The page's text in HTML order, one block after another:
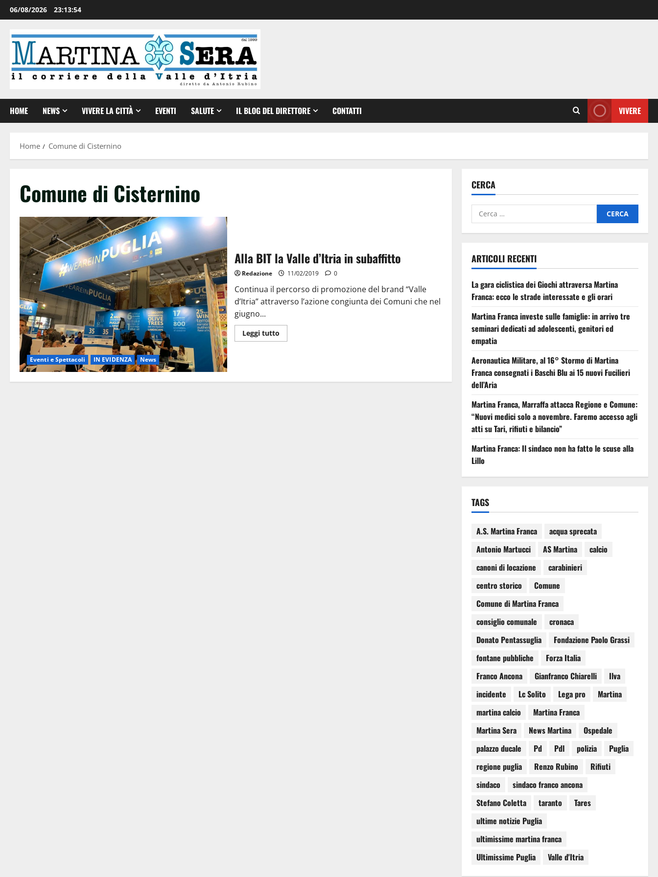
06/08/2026 23:13:54
HOME NEWS VIVERE LA CITTÀ EVENTI SALUTE IL BLOG DEL DIRETTORE CONTATTI VIVERE
Home Comune di Cisternino
Comune di Cisternino
Eventi e Spettacoli IN EVIDENZA News
Alla BIT la Valle d’Itria in subaffitto
Redazione 11/02/2019 0
Continua il percorso di promozione del brand “Valle
d’Itria” attraverso l’azione congiunta dei Comuni che nel
giugno...
Leggi tutto
CERCA
ARTICOLI RECENTI
La gara ciclistica dei Giochi attraversa Martina
Franca: ecco le strade interessate e gli orari
Martina Franca investe sulle famiglie: in arrivo tre
seminari dedicati ad adolescenti, genitori ed
empatia
Aeronautica Militare, al 16° Stormo di Martina
Franca consegnati i Baschi Blu ai 15 nuovi Fucilieri
dell’Aria
Martina Franca, Marraffa attacca Regione e Comune:
“Nuovi medici solo a novembre. Faremo accesso agli
atti su Tari, rifiuti e bilancio”
Martina Franca: Il sindaco non ha fatto le scuse alla
Lillo
TAGS
A.S. Martina Franca
acqua sprecata
Antonio Martucci
AS Martina
calcio
canoni di locazione
carabinieri
centro storico
Comune
Comune di Martina Franca
consiglio comunale
cronaca
Donato Pentassuglia
Fondazione Paolo Grassi
fontane pubbliche
Forza Italia
Franco Ancona
Gianfranco Chiarelli
Ilva
incidente
Lc Solito Lega pro
Martina
martina calcio
Martina Franca
Martina Sera
News Martina
Ospedale
palazzo ducale
Pd Pdl polizia
Puglia
regione puglia
Renzo Rubino
Rifiuti
sindaco
sindaco franco ancona
Stefano Coletta
taranto
Tares
ultime notizie Puglia
ultimissime martina franca
Ultimissime Puglia
Valle d'Itria